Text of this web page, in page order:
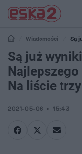
Wiadomości
Są
Warszawy! Na liście trzy
Są już
Na liście
2021-05-06 15:43